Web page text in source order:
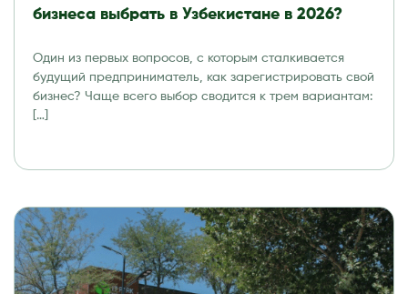
бизнеса выбрать в Узбекистане в 2026?
Один из первых вопросов, с которым сталкивается
будущий предприниматель, как зарегистрировать свой
бизнес? Чаще всего выбор сводится к трем вариантам:
[…]